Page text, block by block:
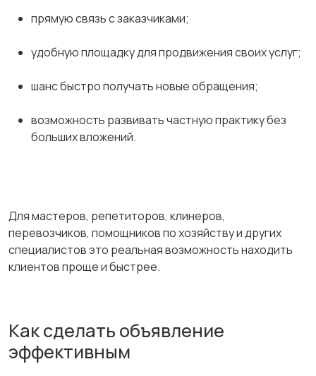
прямую связь с заказчиками;
удобную площадку для продвижения своих услуг;
шанс быстро получать новые обращения;
возможность развивать частную практику без
больших вложений.
Для мастеров, репетиторов, клинеров,
перевозчиков, помощников по хозяйству и других
специалистов это реальная возможность находить
клиентов проще и быстрее.
Как сделать объявление
эффективным